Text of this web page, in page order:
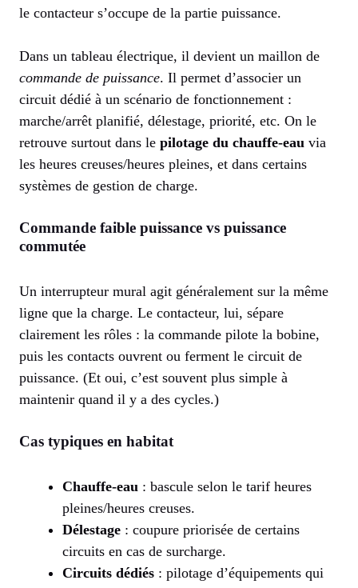
le contacteur s’occupe de la partie puissance.
Dans un tableau électrique, il devient un maillon de
commande de puissance. Il permet d’associer un
circuit dédié à un scénario de fonctionnement :
marche/arrêt planifié, délestage, priorité, etc. On le
retrouve surtout dans le pilotage du chauffe-eau via
les heures creuses/heures pleines, et dans certains
systèmes de gestion de charge.
Commande faible puissance vs puissance
commutée
Un interrupteur mural agit généralement sur la même
ligne que la charge. Le contacteur, lui, sépare
clairement les rôles : la commande pilote la bobine,
puis les contacts ouvrent ou ferment le circuit de
puissance. (Et oui, c’est souvent plus simple à
maintenir quand il y a des cycles.)
Cas typiques en habitat
Chauffe-eau : bascule selon le tarif heures
pleines/heures creuses.
Délestage : coupure priorisée de certains
circuits en cas de surcharge.
Circuits dédiés : pilotage d’équipements qui